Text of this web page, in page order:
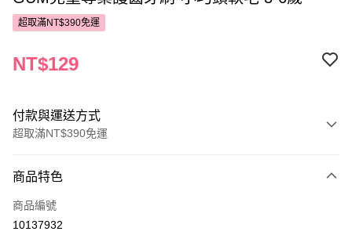
超取滿NT$390免運
NT$129
付款與運送方式
超取滿NT$390免運
POYA支付
信用卡一次付款
商品特色
商品編號
10137932